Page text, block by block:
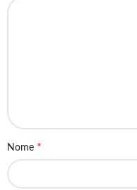
Nome *